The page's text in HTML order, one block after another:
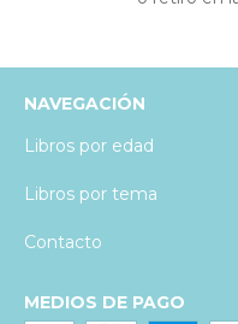
NAVEGACIÓN
Libros por edad
Libros por tema
Contacto
MEDIOS DE PAGO